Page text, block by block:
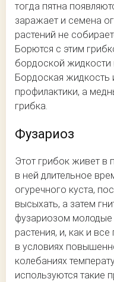
тогда пятна
заражает и семена
растений не
Борются с этим
бордоской жидкости
Бордоская жидкость
профилактики, а
грибка.
Фузариоз
Этот грибок живет в
в ней длительное
огуречного куста,
высыхать, а затем
фузариозом
растения, и, как и
в условиях
колебаниях
используются такие